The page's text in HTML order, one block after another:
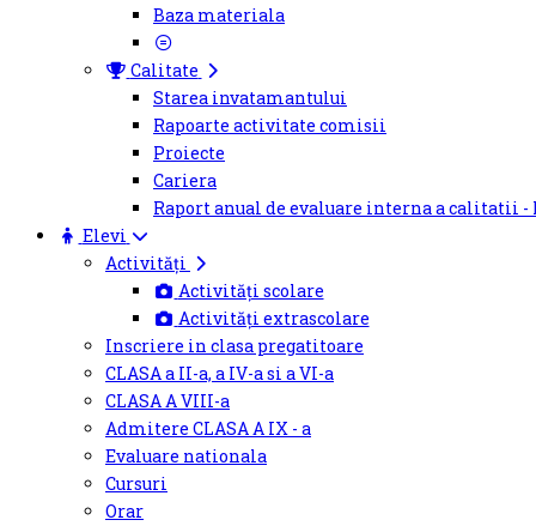
Baza materiala
Calitate
Starea invatamantului
Rapoarte activitate comisii
Proiecte
Cariera
Raport anual de evaluare interna a calitatii -
Elevi
Activități
Activități scolare
Activități extrascolare
Inscriere in clasa pregatitoare
CLASA a II-a, a IV-a si a VI-a
CLASA A VIII-a
Admitere CLASA A IX - a
Evaluare nationala
Cursuri
Orar